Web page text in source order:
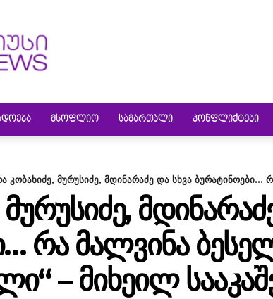
ᲛᲡᲝᲤᲚᲘᲝ ᲡᲐᲛᲐᲠᲗᲐᲚᲘ ᲙᲝᲜᲤᲚᲘᲥᲢᲔᲑᲘ
კობახიძე, მურუსიძე, მდინარაძე და სხვა
ᲠᲐ ᲛᲐᲚᲕᲘᲜᲐ
– ᲛᲘᲮᲔᲘᲚ